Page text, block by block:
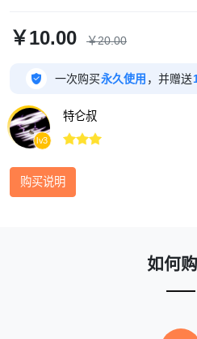
￥10.00 ￥20.00
 一次购买永久使用 ，并赠送
lv3
特仑叔

购买说明
如何